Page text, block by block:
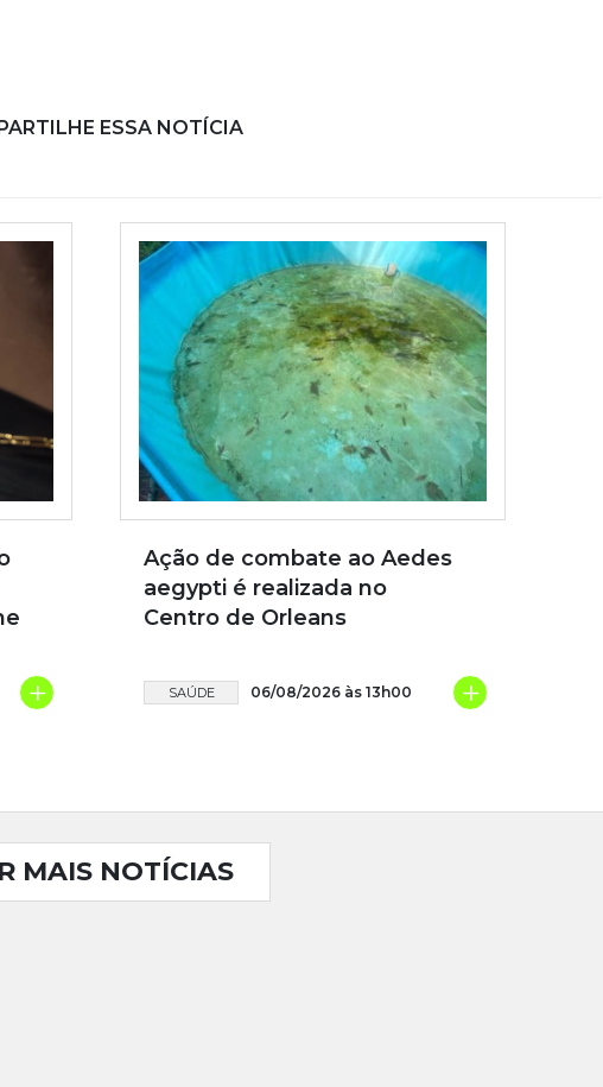
ESSA NOTÍCIA
+
Ação de combate ao Aedes
aegypti é realizada no
Centro de Orleans
SAÚDE 06/08/2026 às 13h00 +
MAIS NOTÍCIAS